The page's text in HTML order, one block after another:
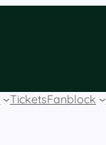
TicketsFanblock